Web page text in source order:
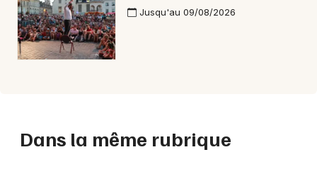
Jusqu'au 09/08/2026
Dans la même rubrique